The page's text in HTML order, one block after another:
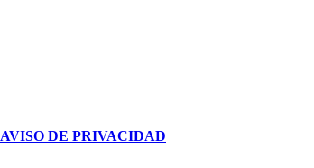
AVISO DE PRIVACIDAD